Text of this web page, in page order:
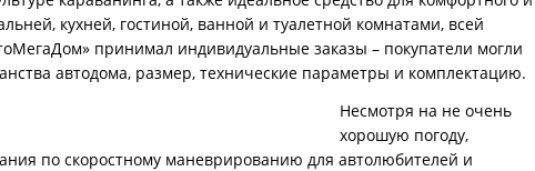
кухней, гостиной, ванной и туалетной комнатами, всей
принимал индивидуальные заказы – покупатели могли
автодома, размер, технические параметры и комплектацию.
Несмотря на не очень
хорошую погоду,
по скоростному маневрированию для автолюбителей и